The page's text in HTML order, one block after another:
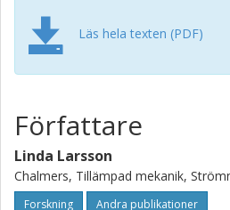
magnitude.Läs hela texten (PDF)
Författare
Linda Larsson
Chalmers, Tillämpad mekanik,
Forskning Andra publikationer